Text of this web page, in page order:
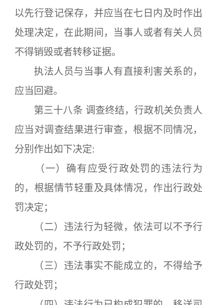
以先行登记保存，并应当在七日内及时作出
处理决定，在此期间，当事人或者有关人员
不得销毁或者转移证据。
执法人员与当事人有直接利害关系的，
应当回避。
第三十八条 调查终结，行政机关负责人
应当对调查结果进行审查，根据不同情况，
分别作出如下决定:
（一）确有应受行政处罚的违法行为
的，根据情节轻重及具体情况，作出行政处
罚决定；
（二）违法行为轻微，依法可以不予行
政处罚的，不予行政处罚；
（三）违法事实不能成立的，不得给予
行政处罚；